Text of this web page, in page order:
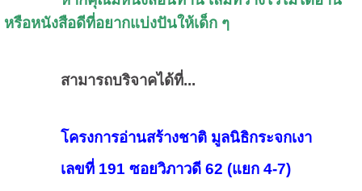
หรือหนังสือดีที่อยากแบ่งปันให้เด็ก ๆ
สามารถบริจาคได้ที่...
โครงการอ่านสร้างชาติ มูลนิธิกระจกเงา
เลขที่ 191 ซอยวิภาวดี 62 (แยก 4-7)